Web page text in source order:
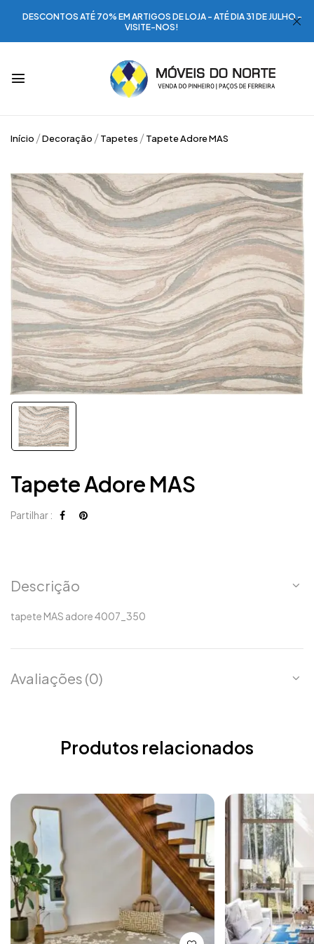
DESCONTOS ATÉ 70% EM ARTIGOS DE LOJA - ATÉ DIA 31 DE JULHO -
VISITE-NOS!
Início Decoração Tapetes Tapete Adore MAS
Tapete Adore MAS
Partilhar :
Descrição
tapete MAS adore 4007_350
Avaliações (0)
Produtos relacionados